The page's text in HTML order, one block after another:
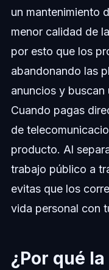
un mantenimiento
menor calidad de
por esto que los
abandonando las
anuncios y buscan
Cuando pagas
de
producto. Al
trabajo público a
evitas que los
vida personal con
¿Por qué